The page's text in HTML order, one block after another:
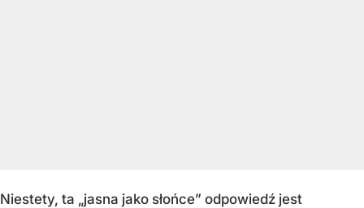
Niestety, ta „jasna jako słońce” odpowiedź jest